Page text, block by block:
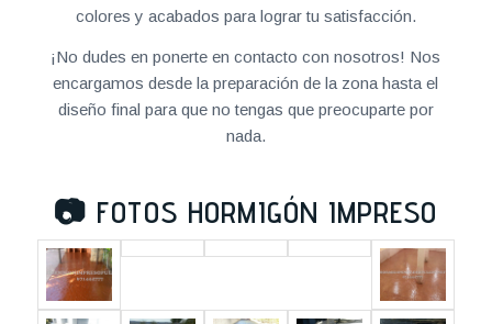
colores y acabados para lograr tu satisfacción.
¡No dudes en ponerte en contacto con nosotros! Nos
encargamos desde la preparación de la zona hasta el
diseño final para que no tengas que preocuparte por
nada.
📷 FOTOS HORMIGÓN IMPRESO